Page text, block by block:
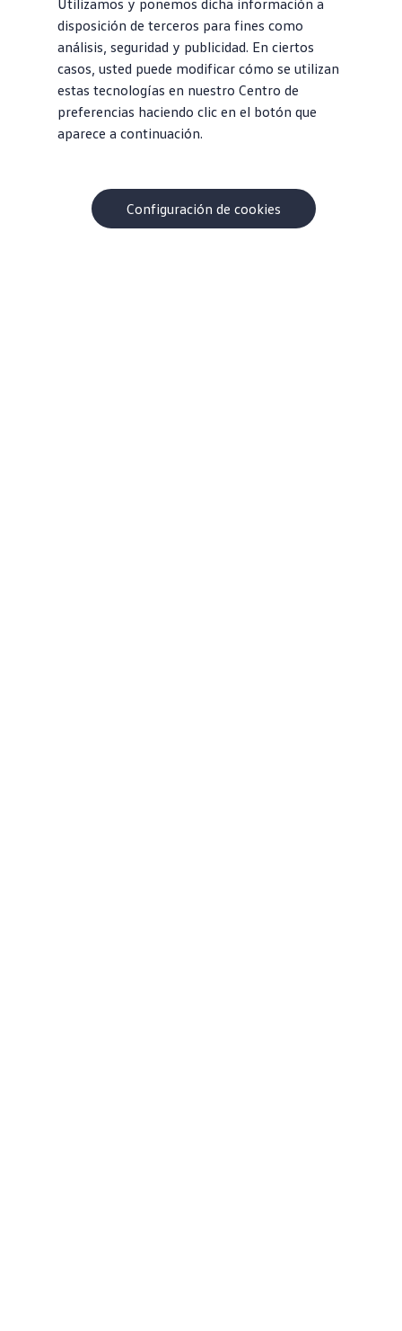
Utilizamos y ponemos dicha información a
disposición de terceros para fines como
análisis, seguridad y publicidad. En ciertos
casos, usted puede modificar cómo se utilizan
estas tecnologías en nuestro Centro de
preferencias haciendo clic en el botón que
aparece a continuación.
Configuración de cookies